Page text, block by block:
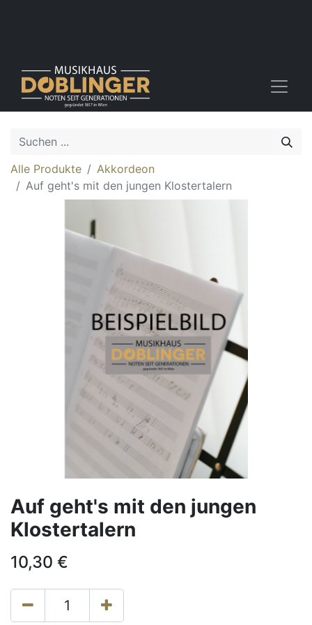
Alle Produkte
Akkordeon
Auf geht's mit den jungen Klostertalern
Auf geht's mit den jungen
Klostertalern
10,30 €